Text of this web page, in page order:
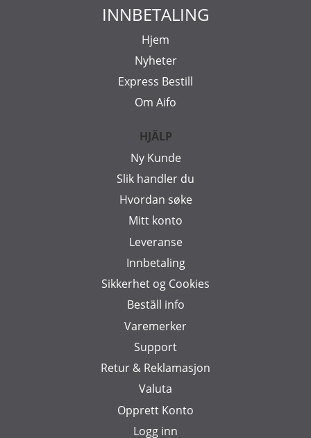
INNBETALING
Hjem
Nyheter
Express Bestill
Om Aifo
HJÄLP
Ny Kunde
Slik handler du
Hvordan søke
Mitt konto
Leveranse
Innbetaling
Sikkerhet og Cookies
Beställ info
Varemerker
Support
Retur & Reklamasjon
Valuta
Opprett Konto
Logg inn